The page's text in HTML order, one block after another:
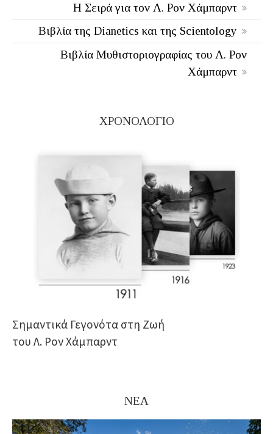
Η Σειρά για τον Λ. Ρον Χάμπαρντ
Βιβλία της Dianetics και της Scientology
Βιβλία Μυθιστοριογραφίας του Λ. Ρον
Χάμπαρντ
ΧΡΟΝΟΛΟΓΙΟ
Σημαντικά Γεγονότα στη Ζωή
του Λ. Ρον Χάμπαρντ
ΝΕΑ